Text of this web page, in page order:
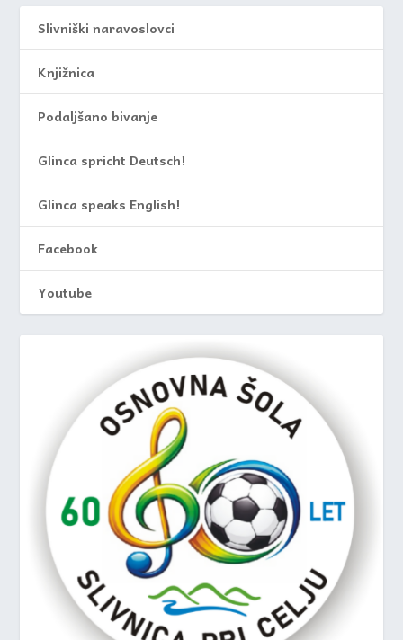
Slivniški naravoslovci
Knjižnica
Podaljšano bivanje
Glinca spricht Deutsch!
Glinca speaks English!
Facebook
Youtube